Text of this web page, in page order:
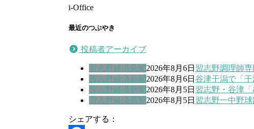
i-Office
最近のつぶやき
投稿者アーカイブ
習志野経済新聞2026年8月6日 習志野調理師
習志野経済新聞2026年8月6日 谷津干潟で「
習志野経済新聞2026年8月5日 習志野・谷津
習志野経済新聞2026年8月5日 習志野一中野
シェアする：